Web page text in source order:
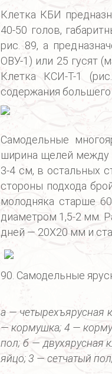
Клетка КБИ
40-50 голов,
рис. 89, а
ОВУ-1) или 25 гусят
Клетка КСИ-Т-1
содержания большего
Самодельные
ширина щелей между
3-4 см, в остальных
стороны подхода
молодняка старше
диаметром 1,5-2 мм.
дней — 20X20 мм и
90. Самодельные
а — четырехъярусная
— кормушка; 4 —
пол; б — двухярусная
яйцо; 3 — сетчатый